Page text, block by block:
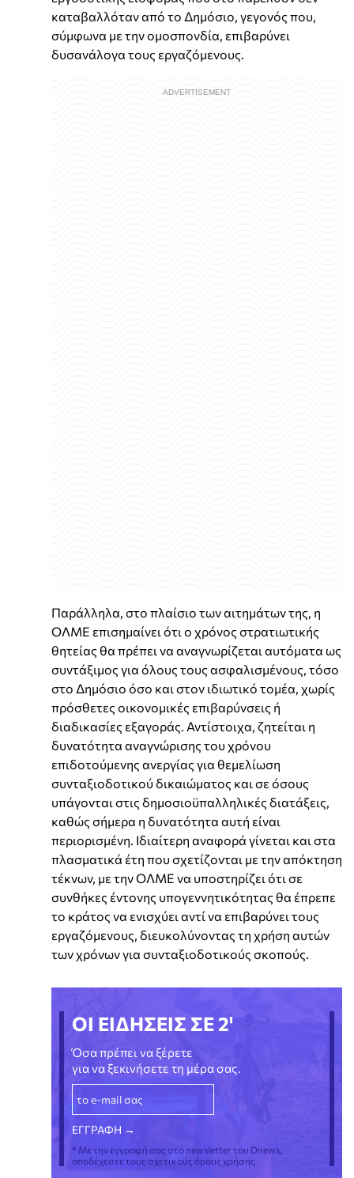
καταβαλλόταν από το Δημόσιο, γεγονός που,
σύμφωνα με την ομοσπονδία, επιβαρύνει
δυσανάλογα τους εργαζόμενους.
Παράλληλα, στο πλαίσιο των αιτημάτων της, η
ΟΛΜΕ επισημαίνει ότι ο χρόνος στρατιωτικής
θητείας θα πρέπει να αναγνωρίζεται αυτόματα ως
συντάξιμος για όλους τους ασφαλισμένους, τόσο
στο Δημόσιο όσο και στον ιδιωτικό τομέα, χωρίς
πρόσθετες οικονομικές επιβαρύνσεις ή
διαδικασίες εξαγοράς. Αντίστοιχα, ζητείται η
δυνατότητα αναγνώρισης του χρόνου
επιδοτούμενης ανεργίας για θεμελίωση
συνταξιοδοτικού δικαιώματος και σε όσους
υπάγονται στις δημοσιοϋπαλληλικές διατάξεις,
καθώς σήμερα η δυνατότητα αυτή είναι
περιορισμένη. Ιδιαίτερη αναφορά γίνεται και στα
πλασματικά έτη που σχετίζονται με την απόκτηση
τέκνων, με την ΟΛΜΕ να υποστηρίζει ότι σε
συνθήκες έντονης υπογεννητικότητας θα έπρεπε
το κράτος να ενισχύει αντί να επιβαρύνει τους
εργαζόμενους, διευκολύνοντας τη χρήση αυτών
των χρόνων για συνταξιοδοτικούς σκοπούς.
ΟΙ ΕΙΔΗΣΕΙΣ ΣΕ 2'
Όσα πρέπει να ξέρετε
για να ξεκινήσετε τη μέρα σας.
* Με την εγγραφή σας στο newsletter του Dnews,
αποδέχεστε τους σχετικούς όρους χρήσης